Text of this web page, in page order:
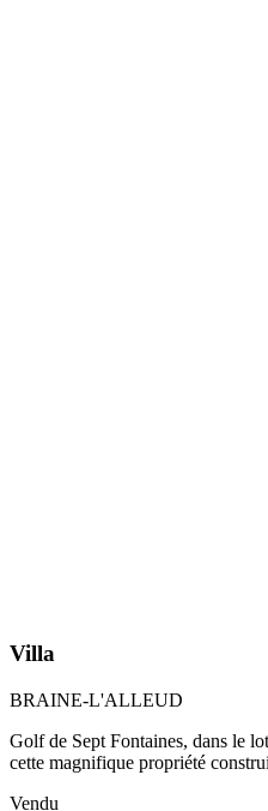
Villa
BRAINE-L'ALLEUD
Golf de Sept Fontaines, dans le
cette magnifique propriété
Vendu